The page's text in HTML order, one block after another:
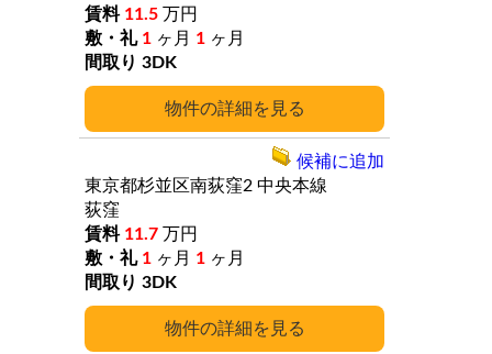
詳細
11.5 万円
1 ヶ月 1 ヶ月
3DK
詳細
東京都杉並区南荻窪2 中央本線
荻窪
11.7 万円
1 ヶ月 1 ヶ月
3DK
候補に追加